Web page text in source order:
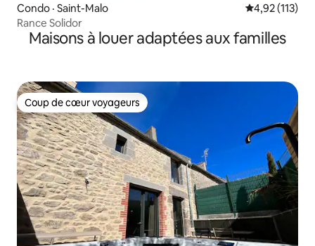
Condo · Saint-Malo Note
4,92 (113)
Rance Solidor
Maisons à louer adaptées aux familles
Coup de cœur voyageurs
Coup de cœur voyageurs